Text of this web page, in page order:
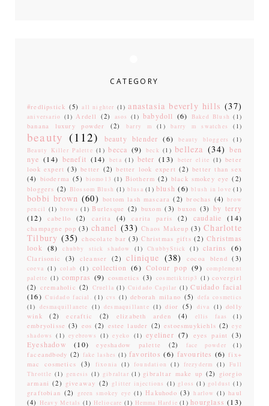
CATEGORY
#redlipstick (5) all nighter (1) anastasia beverly hills (37)
aniversario (1) Ardell (2) asos (1) babydoll (6) Baked Blush (1)
banana luxury powder (2) barry m (1) barry m swatches (1)
beauty (112) beauty blender (6) beauty bloggers
(1)
Beauty Killer Palette (1) becca (9) beck (1) belleza (34) ben
nye (14) benefit (14) beta (1) beter (13) beter elite (1) beter
look expert (3) better (2) better look expert (2) better than sex
(4) bioderma (5) biomo13 (1) Biotherm (2) black smokey eye (2)
bloggers (2) Blossom Blush (1) blusa (1) blush (6) blush in love (1)
bobbi brown (60) bottom lash mascara (2) brochas (4) brow
pencil (1) brows (1) Burlesque (2) buxom (3) buxon (3) by terry
(12)
cabello (2) carita (4) carita paris (2) caudalie (14)
champagne pop (3) chanel (33) Chaos Makeup (3) Charlotte
Tilbury (35) chocolate bar (3) Christmas gifts (2) Christmas
look
(8) chubby stick shadow (1) ChubbyStick (1) clarins (6)
Clarisonic (3) cleanser (2) clinique (38) cocoa blend (3)
coeva (1) colab (1) collection (6) Colour pop (9)
complement
palette (1) compras (9) cosmetics (3) cosmetiktrip3 (1) covergirl
(2) cremaholic (2) Cruella (1) Cuidado Capilar (1) Cuidado facial
(16) Cuidado facial. (1) cvs (1) deborah milano (5)
defa cosmetics
(1)
desmaquillanete (1) desmaquillante (1) dior (5) diva (1) dolly
wink
(2) ecraftic (2) elizabeth arden (4) ellis faas (1)
embryolisse (3) eos (2) estee lauder (2) estoesmuykiehls (2) eye
shadows
(1) eyebrows (1) eyeko (1) eyeliner (7) eyes paint (3)
Eyeshadow (10) eyeshadow palette (2) face powder (1)
faceandbody (2) fake lashes (1) favoritos (6) favourites (6) fix+
mac cosmetics
(3) fixonia (1) foundation (1) frezyderm (1)
Full
Throttle (1) genesis (1) gibraltar (1) gibraltar make up (2)
giorgio
armani (2) giveaway (2) glitter injections (1) gloss (1) goldust (1)
graftobian (2) green smokey eye (1) Hakuhodo (3) harlow (1) haul
(4)
Heavy Metals (1) Heliocare (1) Hemma Hardie (1) hourglass (13)